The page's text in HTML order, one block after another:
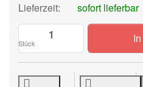
Lieferzeit:
sofort lieferbar
Stück
Typenrad